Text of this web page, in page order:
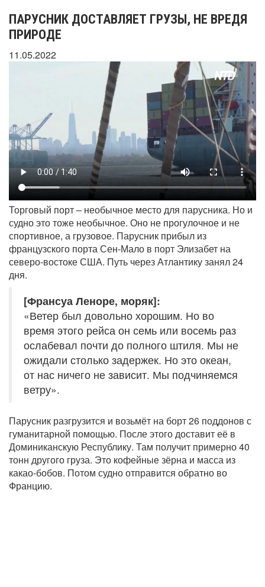
ПАРУСНИК ДОСТАВЛЯЕТ ГРУЗЫ, НЕ ВРЕДЯ
ПРИРОДЕ
11.05.2022
Торговый порт – необычное место для парусника. Но и
судно это тоже необычное. Оно не прогулочное и не
спортивное, а грузовое. Парусник прибыл из
французского порта Сен-Мало в порт Элизабет на
северо-востоке США. Путь через Атлантику занял 24
дня.
[Франсуа Леноре, моряк]:
«Ветер был довольно хорошим. Но во
время этого рейса он семь или восемь раз
ослабевал почти до полного штиля. Мы не
ожидали столько задержек. Но это океан,
от нас ничего не зависит. Мы подчиняемся
ветру».
Парусник разгрузится и возьмёт на борт 26 поддонов с
гуманитарной помощью. После этого доставит её в
Доминиканскую Республику. Там получит примерно 40
тонн другого груза. Это кофейные зёрна и масса из
какао-бобов. Потом судно отправится обратно во
Францию.